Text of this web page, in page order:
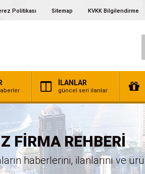
Politikası Sitemap KVKK Bilgilendirme
İLANLAR
güncel seri ilanlar
FİRMA REHBERİ
haberlerini, ilanlarını ve